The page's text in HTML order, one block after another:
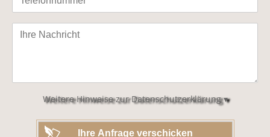
Bitte
lasse
leer.Weitere Hinweise zur Datenschutzerklärung ▾